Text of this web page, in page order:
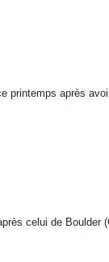
printemps après
celui de Boulder